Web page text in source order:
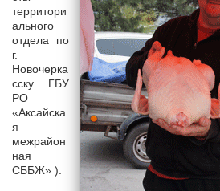
территори
ального
отдела по
г.
Новочерка
сску ГБУ
РО
«Аксайска
я
межрайон
ная
СББЖ» ).